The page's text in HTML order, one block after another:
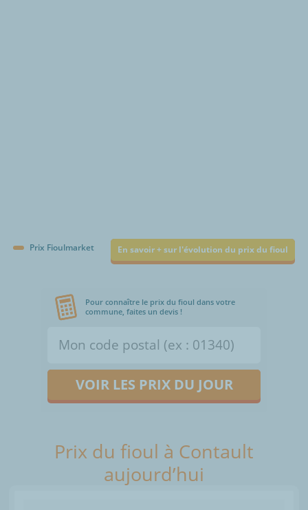
Prix Fioulmarket En savoir + sur l'évolution du prix du fioul
Pour connaître le prix du fioul dans votre
commune, faites un devis !
VOIR LES PRIX DU JOUR
Prix du fioul à Contault
aujourd’hui